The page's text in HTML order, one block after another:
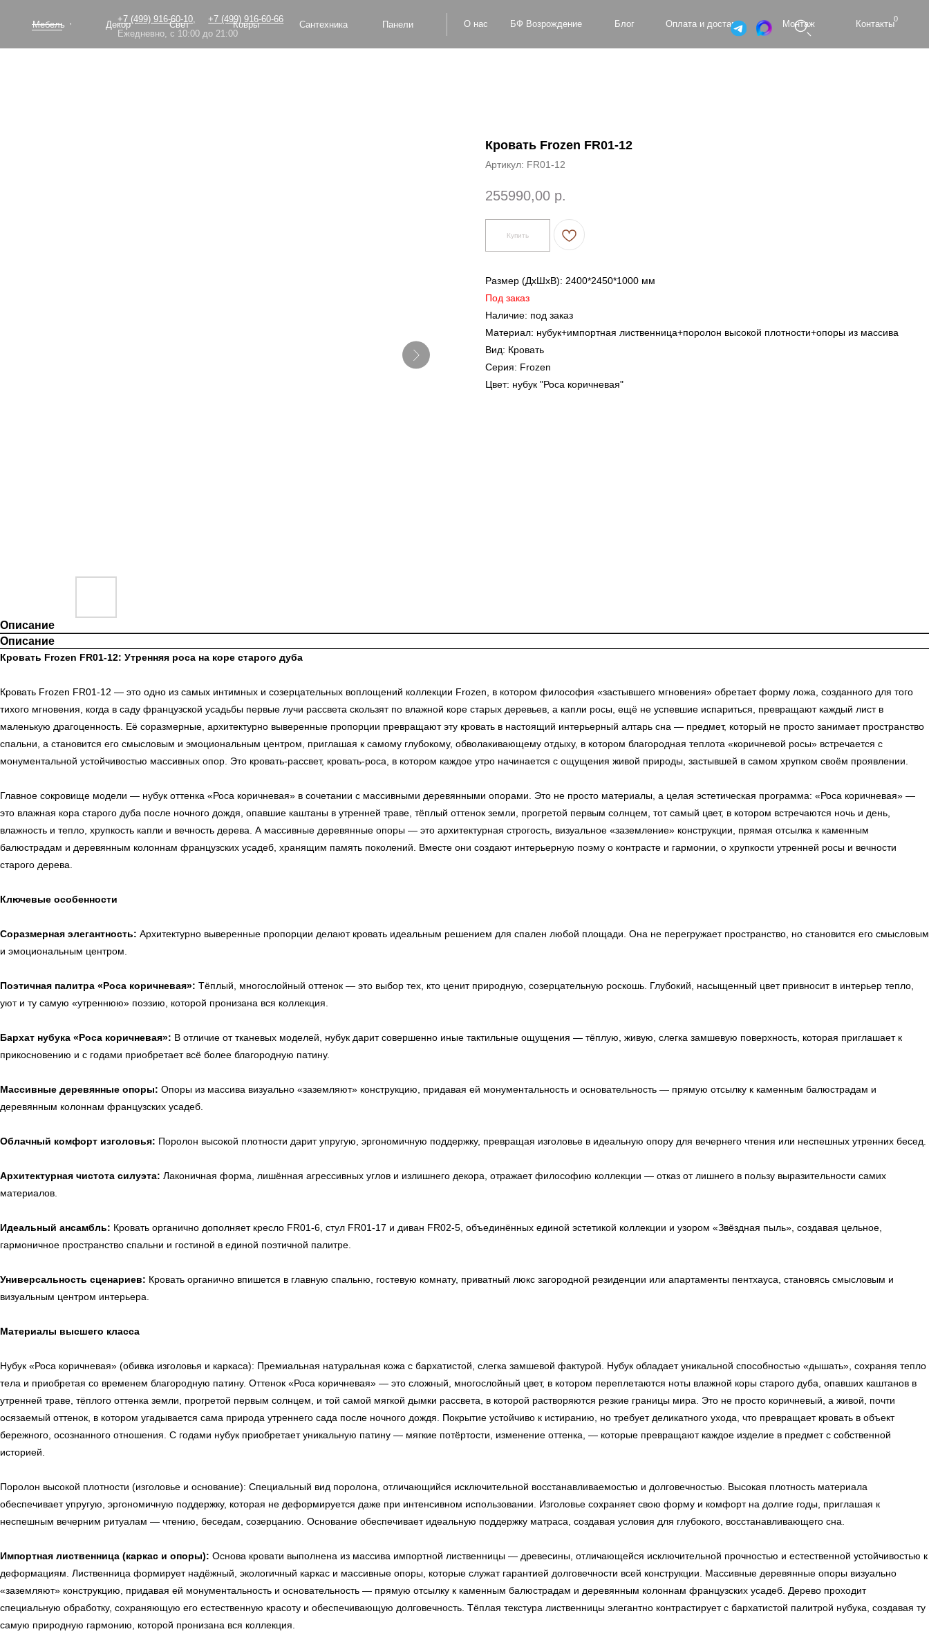
+7 (499) 916-60-66
+7 (499) 916-60-10,
Ежедневно, с 10:00 до 21:00
Панели
Сантехника
Свет
Декор Контакты
Монтаж
Оплата и доставка
БФ Возрождение Блог
Мебель Ковры
Кровать Frozen FR01-12
Артикул: FR01-12
255990,00 р.
Купить
Размер (ДxШxВ): 2400*2450*1000 мм
Под заказ
Наличие: под заказ
Материал: нубук+импортная лиственница+поролон высокой плотности+опоры из массива
Вид: Кровать
Серия: Frozen
Цвет: нубук "Роса коричневая"
Описание
Описание
Кровать Frozen FR01-12: Утренняя роса на коре старого дуба
Кровать Frozen FR01-12 — это одно из самых интимных и созерцательных воплощений коллекции Frozen, в котором философия «застывшего мгновения» обретает форму ложа, созданного для того
тихого мгновения, когда в саду французской усадьбы первые лучи рассвета скользят по влажной коре старых деревьев, а капли росы, ещё не успевшие испариться, превращают каждый лист в
маленькую драгоценность. Её соразмерные, архитектурно выверенные пропорции превращают эту кровать в настоящий интерьерный алтарь сна — предмет, который не просто занимает пространство
спальни, а становится его смысловым и эмоциональным центром, приглашая к самому глубокому, обволакивающему отдыху, в котором благородная теплота «коричневой росы» встречается с
монументальной устойчивостью массивных опор. Это кровать-рассвет, кровать-роса, в котором каждое утро начинается с ощущения живой природы, застывшей в самом хрупком своём проявлении.
Главное сокровище модели — нубук оттенка «Роса коричневая» в сочетании с массивными деревянными опорами. Это не просто материалы, а целая эстетическая программа: «Роса коричневая» —
это влажная кора старого дуба после ночного дождя, опавшие каштаны в утренней траве, тёплый оттенок земли, прогретой первым солнцем, тот самый цвет, в котором встречаются ночь и день,
влажность и тепло, хрупкость капли и вечность дерева. А массивные деревянные опоры — это архитектурная строгость, визуальное «заземление» конструкции, прямая отсылка к каменным
балюстрадам и деревянным колоннам французских усадеб, хранящим память поколений. Вместе они создают интерьерную поэму о контрасте и гармонии, о хрупкости утренней росы и вечности
старого дерева.
Ключевые особенности
Соразмерная элегантность: Архитектурно выверенные пропорции делают кровать идеальным решением для спален любой площади. Она не перегружает пространство, но становится его смысловым
и эмоциональным центром.
Поэтичная палитра «Роса коричневая»: Тёплый, многослойный оттенок — это выбор тех, кто ценит природную, созерцательную роскошь. Глубокий, насыщенный цвет привносит в интерьер тепло,
уют и ту самую «утреннюю» поэзию, которой пронизана вся коллекция.
Бархат нубука «Роса коричневая»: В отличие от тканевых моделей, нубук дарит совершенно иные тактильные ощущения — тёплую, живую, слегка замшевую поверхность, которая приглашает к
прикосновению и с годами приобретает всё более благородную патину.
Массивные деревянные опоры: Опоры из массива визуально «заземляют» конструкцию, придавая ей монументальность и основательность — прямую отсылку к каменным балюстрадам и
деревянным колоннам французских усадеб.
Облачный комфорт изголовья: Поролон высокой плотности дарит упругую, эргономичную поддержку, превращая изголовье в идеальную опору для вечернего чтения или неспешных утренних бесед.
Архитектурная чистота силуэта: Лаконичная форма, лишённая агрессивных углов и излишнего декора, отражает философию коллекции — отказ от лишнего в пользу выразительности самих
материалов.
Идеальный ансамбль: Кровать органично дополняет кресло FR01-6, стул FR01-17 и диван FR02-5, объединённых единой эстетикой коллекции и узором «Звёздная пыль», создавая цельное,
гармоничное пространство спальни и гостиной в единой поэтичной палитре.
Универсальность сценариев: Кровать органично впишется в главную спальню, гостевую комнату, приватный люкс загородной резиденции или апартаменты пентхауса, становясь смысловым и
визуальным центром интерьера.
Материалы высшего класса
Нубук «Роса коричневая» (обивка изголовья и каркаса): Премиальная натуральная кожа с бархатистой, слегка замшевой фактурой. Нубук обладает уникальной способностью «дышать», сохраняя тепло
тела и приобретая со временем благородную патину. Оттенок «Роса коричневая» — это сложный, многослойный цвет, в котором переплетаются ноты влажной коры старого дуба, опавших каштанов в
утренней траве, тёплого оттенка земли, прогретой первым солнцем, и той самой мягкой дымки рассвета, в которой растворяются резкие границы мира. Это не просто коричневый, а живой, почти
осязаемый оттенок, в котором угадывается сама природа утреннего сада после ночного дождя. Покрытие устойчиво к истиранию, но требует деликатного ухода, что превращает кровать в объект
бережного, осознанного отношения. С годами нубук приобретает уникальную патину — мягкие потёртости, изменение оттенка, — которые превращают каждое изделие в предмет с собственной
историей.
Поролон высокой плотности (изголовье и основание): Специальный вид поролона, отличающийся исключительной восстанавливаемостью и долговечностью. Высокая плотность материала
обеспечивает упругую, эргономичную поддержку, которая не деформируется даже при интенсивном использовании. Изголовье сохраняет свою форму и комфорт на долгие годы, приглашая к
неспешным вечерним ритуалам — чтению, беседам, созерцанию. Основание обеспечивает идеальную поддержку матраса, создавая условия для глубокого, восстанавливающего сна.
Импортная лиственница (каркас и опоры): Основа кровати выполнена из массива импортной лиственницы — древесины, отличающейся исключительной прочностью и естественной устойчивостью к
деформациям. Лиственница формирует надёжный, экологичный каркас и массивные опоры, которые служат гарантией долговечности всей конструкции. Массивные деревянные опоры визуально
«заземляют» конструкцию, придавая ей монументальность и основательность — прямую отсылку к каменным балюстрадам и деревянным колоннам французских усадеб. Дерево проходит
специальную обработку, сохраняющую его естественную красоту и обеспечивающую долговечность. Тёплая текстура лиственницы элегантно контрастирует с бархатистой палитрой нубука, создавая ту
самую природную гармонию, которой пронизана вся коллекция.